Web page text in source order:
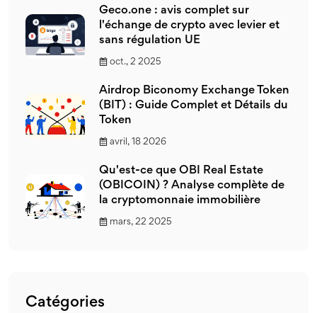
Geco.one : avis complet sur
l'échange de crypto avec levier et
sans régulation UE
oct., 2 2025
Airdrop Biconomy Exchange Token
(BIT) : Guide Complet et Détails du
Token
avril, 18 2026
Qu'est-ce que OBI Real Estate
(OBICOIN) ? Analyse complète de
la cryptomonnaie immobilière
mars, 22 2025
Catégories